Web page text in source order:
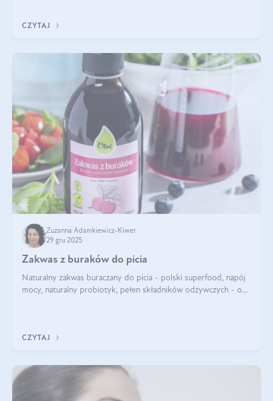
CZYTAJ
Zuzanna Adamkiewicz-Kiwer
29 gru 2025
Zakwas z buraków do picia
Naturalny zakwas buraczany do picia - polski superfood, napój
mocy, naturalny probiotyk, pełen składników odżywczych - o
CZYTAJ